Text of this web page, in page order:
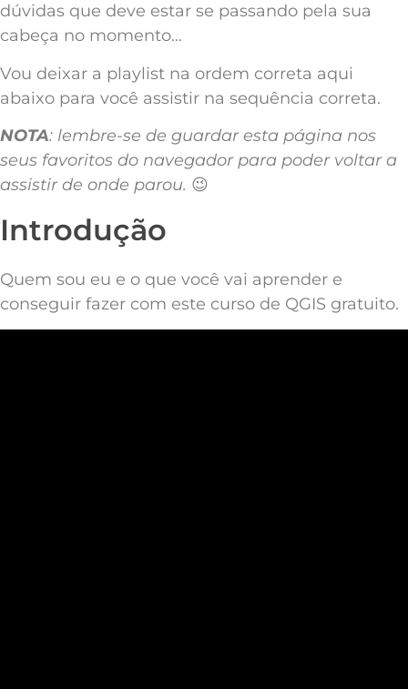
dúvidas que deve estar se passando pela sua
cabeça no momento…
Vou deixar a playlist na ordem correta aqui
abaixo para você assistir na sequência correta.
NOTA: lembre-se de guardar esta página nos
seus favoritos do navegador para poder voltar a
assistir de onde parou. 😉
Introdução
Quem sou eu e o que você vai aprender e
conseguir fazer com este curso de QGIS gratuito.